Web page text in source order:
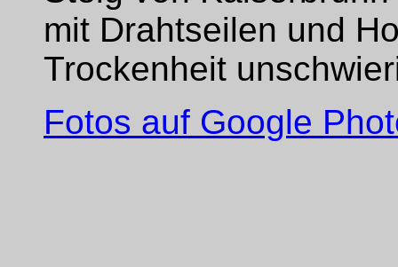
mit Drahtseilen und
Trockenheit
Fotos auf Google